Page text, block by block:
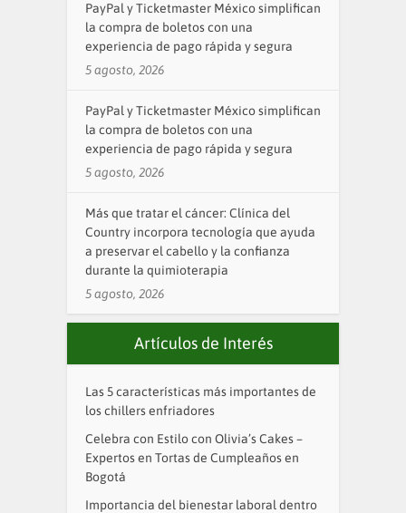
PayPal y Ticketmaster México simplifican
la compra de boletos con una
experiencia de pago rápida y segura
5 agosto, 2026
PayPal y Ticketmaster México simplifican
la compra de boletos con una
experiencia de pago rápida y segura
5 agosto, 2026
Más que tratar el cáncer: Clínica del
Country incorpora tecnología que ayuda
a preservar el cabello y la confianza
durante la quimioterapia
5 agosto, 2026
Artículos de Interés
Las 5 características más importantes de
los chillers enfriadores
Celebra con Estilo con Olivia’s Cakes –
Expertos en Tortas de Cumpleaños en
Bogotá
Importancia del bienestar laboral dentro